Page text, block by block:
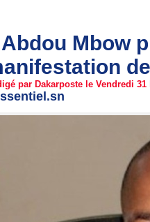
Abdou Mbow
par Dakarposte le Vendredi